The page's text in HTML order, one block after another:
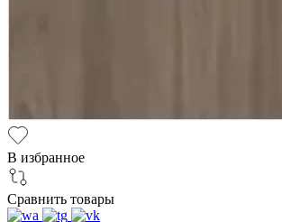
В избранное
Сравнить товары